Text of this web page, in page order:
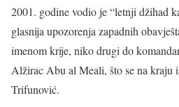
2001. godine vodio je “letnji džihad
glasnija upozorenja zapadnih
imenom krije, niko drugi do
Alžirac Abu al Meali, što se na kraju
Trifunović.